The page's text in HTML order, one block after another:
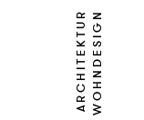
ARCHITEKTURWOHNDESIGN